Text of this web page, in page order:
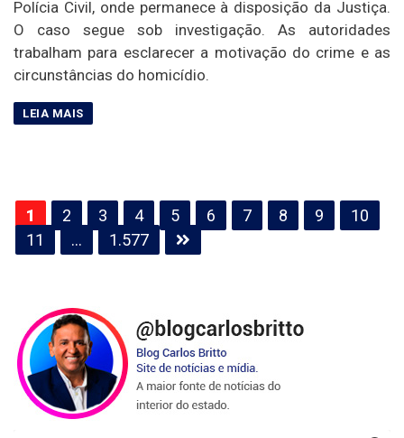
Polícia Civil, onde permanece à disposição da Justiça.
O caso segue sob investigação. As autoridades
trabalham para esclarecer a motivação do crime e as
circunstâncias do homicídio.
Paginação
de
posts
1 2 3 4 5 6 7 8 9
10
11
… 1.577